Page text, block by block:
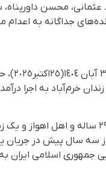
محسن داورپناه،
جداگانه به اعدام
بر اساس
خرم‌آباد به اجرا
هم زمان در همین روز، حکم اعدام یک زندانی عرب به‌نام
سە سال پیش در جریان
جمهوری اسلامی ایران